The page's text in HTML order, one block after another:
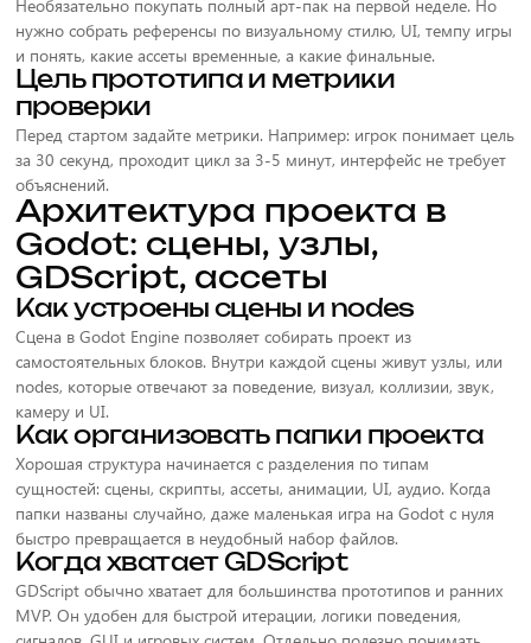
Необязательно покупать полный арт-пак на первой неделе. Но
нужно собрать референсы по визуальному стилю, UI, темпу игры
и понять, какие ассеты временные, а какие финальные.
Цель прототипа и метрики
проверки
Перед стартом задайте метрики. Например: игрок понимает цель
за 30 секунд, проходит цикл за 3-5 минут, интерфейс не требует
объяснений.
Архитектура проекта в
Godot: сцены, узлы,
GDScript, ассеты
Как устроены сцены и nodes
Сцена в Godot Engine позволяет собирать проект из
самостоятельных блоков. Внутри каждой сцены живут узлы, или
nodes, которые отвечают за поведение, визуал, коллизии, звук,
камеру и UI.
Как организовать папки проекта
Хорошая структура начинается с разделения по типам
сущностей: сцены, скрипты, ассеты, анимации, UI, аудио. Когда
папки названы случайно, даже маленькая игра на Godot с нуля
быстро превращается в неудобный набор файлов.
Когда хватает GDScript
GDScript обычно хватает для большинства прототипов и ранних
MVP. Он удобен для быстрой итерации, логики поведения,